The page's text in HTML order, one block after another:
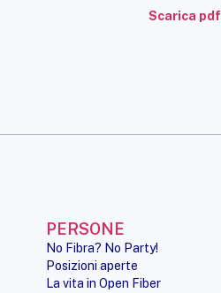
Scarica pdf
PERSONE
No Fibra? No Party!
Posizioni aperte
La vita in Open Fiber